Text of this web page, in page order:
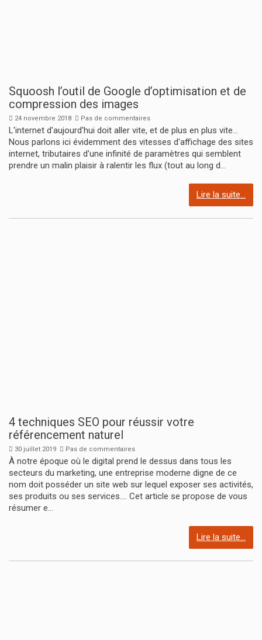
Squoosh l’outil de Google d’optimisation et de
compression des images
24 novembre 2018 Pas de commentaires
L'internet d'aujourd'hui doit aller vite, et de plus en plus vite...
Nous parlons ici évidemment des vitesses d'affichage des sites
internet, tributaires d'une infinité de paramètres qui semblent
prendre un malin plaisir à ralentir les flux (tout au long d...
Lire la suite...
4 techniques SEO pour réussir votre
référencement naturel
30 juillet 2019 Pas de commentaires
À notre époque où le digital prend le dessus dans tous les
secteurs du marketing, une entreprise moderne digne de ce
nom doit posséder un site web sur lequel exposer ses activités,
ses produits ou ses services.... Cet article se propose de vous
résumer e...
Lire la suite...